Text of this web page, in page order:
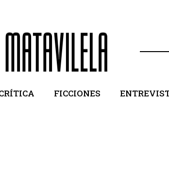
FICCIONES